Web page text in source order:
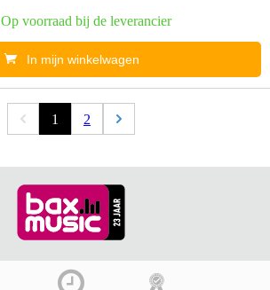
Op voorraad bij de leverancier
In mijn winkelwagen
1 2